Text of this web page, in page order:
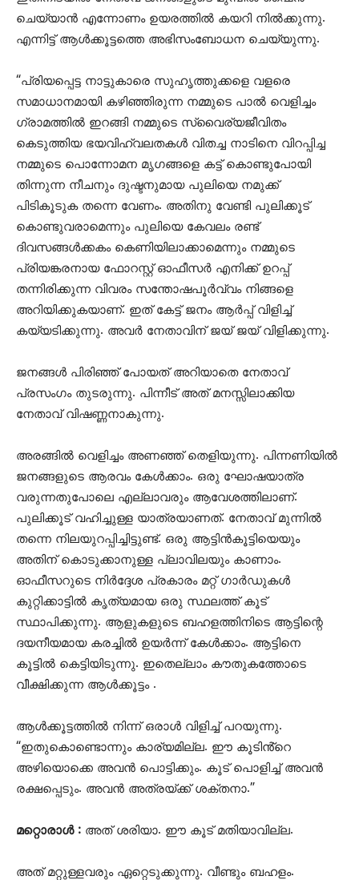
ചെയ്യാൻ എന്നോണം ഉയരത്തിൽ കയറി നിൽക്കുന്നു.
എന്നിട്ട് ആൾക്കൂട്ടത്തെ അഭിസംബോധന ചെയ്യുന്നു.
“പ്രിയപ്പെട്ട നാട്ടുകാരെ സുഹൃത്തുക്കളെ വളരെ
സമാധാനമായി കഴിഞ്ഞിരുന്ന നമ്മുടെ പാൽ വെളിച്ചം
ഗ്രാമത്തിൽ ഇറങ്ങി നമ്മുടെ സ്വൈര്യജീവിതം
കെടുത്തിയ ഭയവിഹ്വലതകൾ വിതച്ച നാടിനെ വിറപ്പിച്ച
നമ്മുടെ പൊന്നോമന മൃഗങ്ങളെ കട്ട് കൊണ്ടുപോയി
തിന്നുന്ന നീചനും ദുഷ്ടനുമായ പുലിയെ നമുക്ക്
പിടികൂടുക തന്നെ വേണം. അതിനു വേണ്ടി പുലിക്കൂട്
കൊണ്ടുവരാമെന്നും പുലിയെ കേവലം രണ്ട്
ദിവസങ്ങൾക്കകം കെണിയിലാക്കാമെന്നും നമ്മുടെ
പ്രിയങ്കരനായ ഫോറസ്റ്റ് ഓഫീസർ എനിക്ക് ഉറപ്പ്
തന്നിരിക്കുന്ന വിവരം സന്തോഷപൂർവ്വം നിങ്ങളെ
അറിയിക്കുകയാണ്. ഇത് കേട്ട് ജനം ആർപ്പ് വിളിച്ച്
കയ്യടിക്കുന്നു. അവർ നേതാവിന് ജയ് ജയ് വിളിക്കുന്നു.
ജനങ്ങൾ പിരിഞ്ഞ് പോയത് അറിയാതെ നേതാവ്
പ്രസംഗം തുടരുന്നു. പിന്നീട് അത് മനസ്സിലാക്കിയ
നേതാവ് വിഷണ്ണനാകുന്നു.
അരങ്ങിൽ വെളിച്ചം അണഞ്ഞ് തെളിയുന്നു. പിന്നണിയിൽ
ജനങ്ങളുടെ ആരവം കേൾക്കാം. ഒരു ഘോഷയാത്ര
വരുന്നതുപോലെ എല്ലാവരും ആവേശത്തിലാണ്.
പുലിക്കൂട് വഹിച്ചുള്ള യാത്രയാണത്. നേതാവ് മുന്നിൽ
തന്നെ നിലയുറപ്പിച്ചിട്ടുണ്ട്. ഒരു ആട്ടിൻകൂട്ടിയെയും
അതിന് കൊടുക്കാനുള്ള പ്ലാവിലയും കാണാം.
ഓഫീസറുടെ നിർദ്ദേശ പ്രകാരം മറ്റ് ഗാ‍ർ‍ഡുകൾ
കുറ്റിക്കാട്ടിൽ കൃത്യമായ ഒരു സ്ഥലത്ത് കൂട്
സ്ഥാപിക്കുന്നു. ആളുകളുടെ ബഹളത്തിനിടെ ആട്ടിന്റെ
ദയനീയമായ കരച്ചിൽ ഉയർന്ന് കേൾക്കാം. ആട്ടിനെ
കൂട്ടിൽ കെട്ടിയിടുന്നു. ഇതെല്ലാം കൗതുകത്തോടെ
വീക്ഷിക്കുന്ന ആൾക്കൂട്ടം .
ആൾക്കൂട്ടത്തിൽ നിന്ന് ഒരാൾ വിളിച്ച് പറയുന്നു.
“ഇതുകൊണ്ടൊന്നും കാര്യമില്ല. ഈ കൂടിൻ്റെ
അഴിയൊക്കെ അവൻ പൊട്ടിക്കും. കൂട് പൊളിച്ച് അവൻ
രക്ഷപ്പെടും. അവൻ അത്രയ്ക്ക് ശക്തനാ.”
മറ്റൊരാൾ : അത് ശരിയാ. ഈ കൂട് മതിയാവില്ല.
അത് മറ്റുള്ളവരും ഏറ്റെടുക്കുന്നു. വീണ്ടും ബഹളം.